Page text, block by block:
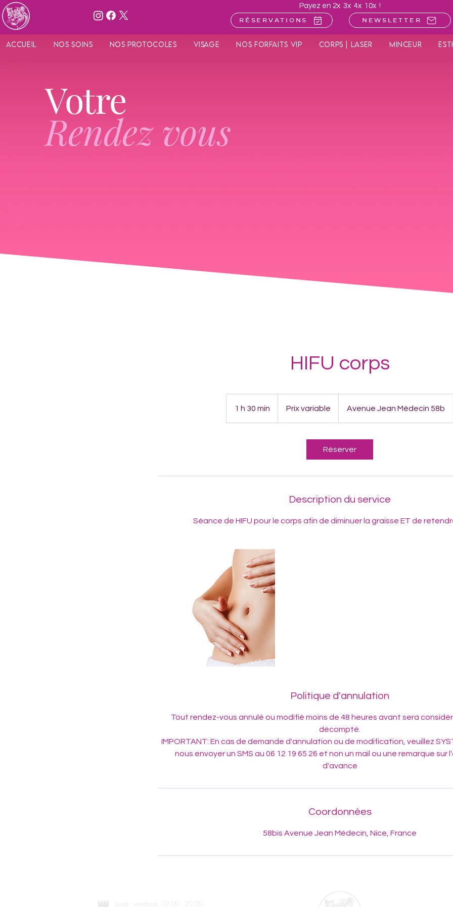
Payez en 2x 3x 4x 10x !
Réservations Newsletter
Accueil Nos Soins Nos protocoles Visage Nos forfaits VIP Corps | Laser Minceur
Votre
Rendez vous
HIFU corps
1 h 30 min Prix variable Avenue Jean Médecin 58b
Réserver
Description du service
Séance de HIFU pour le corps afin de diminuer la graisse ET de
Politique d'annulation
Tout rendez-vous annulé ou modifié moins de 48 heures avant sera
décompté.
IMPORTANT: En cas de demande d'annulation ou de modification, veuillez
nous envoyer un SMS au 06 12 19 65 26 et non un mail ou une remarque sur
d'avance
Coordonnées
58bis Avenue Jean Médecin, Nice, France
Lundi - vendredi: 09.00 - 20.00